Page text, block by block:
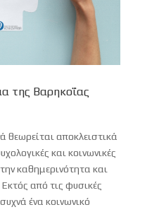
της Βαρηκοΐας
θεωρείται αποκλειστικά
και κοινωνικές
καθημερινότητα και
από τις φυσικές
ένα κοινωνικό